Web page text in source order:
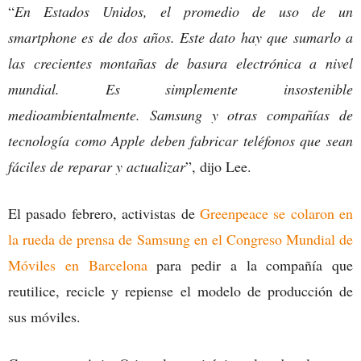
“En Estados Unidos, el promedio de uso de un
smartphone es de dos años. Este dato hay que sumarlo a
las crecientes montañas de basura electrónica a nivel
mundial. Es simplemente insostenible
medioambientalmente. Samsung y otras compañías de
tecnología como Apple deben fabricar teléfonos que sean
fáciles de reparar y actualizar”, dijo Lee.
El pasado febrero, activistas de Greenpeace se colaron en
la rueda de prensa de Samsung en el Congreso Mundial de
Móviles en Barcelonapara pedir a la compañía que
reutilice, recicle y repiense el modelo de producción de
sus móviles.